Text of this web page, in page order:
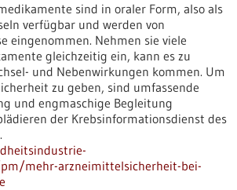
sind in oraler Form, also als
verfügbar und werden von
eingenommen. Nehmen sie viele
gleichzeitig ein, kann es zu
und Nebenwirkungen kommen. Um
zu geben, sind umfassende
und engmaschige Begleitung
der Krebsinformationsdienst des
mehr-arzneimittelsicherheit-bei-